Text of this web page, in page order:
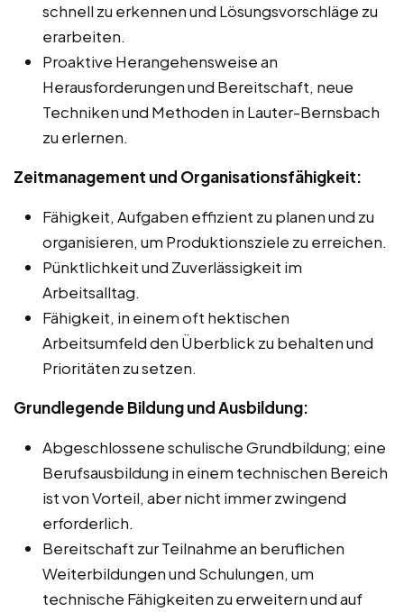
schnell zu erkennen und Lösungsvorschläge zu
erarbeiten.
Proaktive Herangehensweise an
Herausforderungen und Bereitschaft, neue
Techniken und Methoden in Lauter-Bernsbach
zu erlernen.
Zeitmanagement und Organisationsfähigkeit:
Fähigkeit, Aufgaben effizient zu planen und zu
organisieren, um Produktionsziele zu erreichen.
Pünktlichkeit und Zuverlässigkeit im
Arbeitsalltag.
Fähigkeit, in einem oft hektischen
Arbeitsumfeld den Überblick zu behalten und
Prioritäten zu setzen.
Grundlegende Bildung und Ausbildung:
Abgeschlossene schulische Grundbildung; eine
Berufsausbildung in einem technischen Bereich
ist von Vorteil, aber nicht immer zwingend
erforderlich.
Bereitschaft zur Teilnahme an beruflichen
Weiterbildungen und Schulungen, um
technische Fähigkeiten zu erweitern und auf